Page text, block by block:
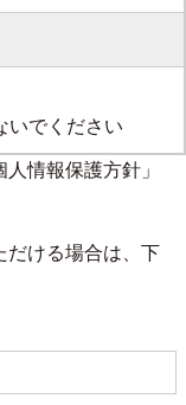
いでください
情報保護方針」
だける場合は、下